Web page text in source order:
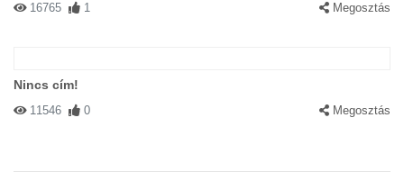
16765 1 Megosztás
Nincs cím!
11546 0 Megosztás